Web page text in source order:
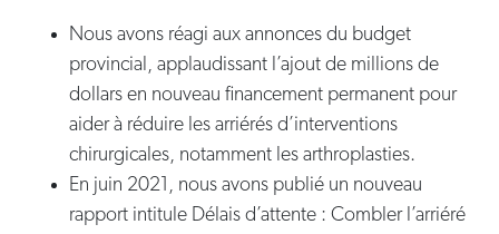
Nous avons réagi aux annonces du budget
provincial, applaudissant l’ajout de millions de
dollars en nouveau financement permanent pour
aider à réduire les arriérés d’interventions
chirurgicales, notamment les arthroplasties.
En juin 2021, nous avons publié un nouveau
rapport intitule Délais d’attente : Combler l’arriéré